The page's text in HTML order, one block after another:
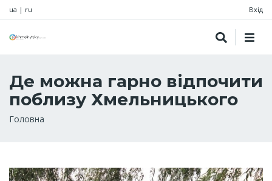
ua | ru Вхід
Де можна гарно відпочити
поблизу Хмельницького
Рядок
Головна